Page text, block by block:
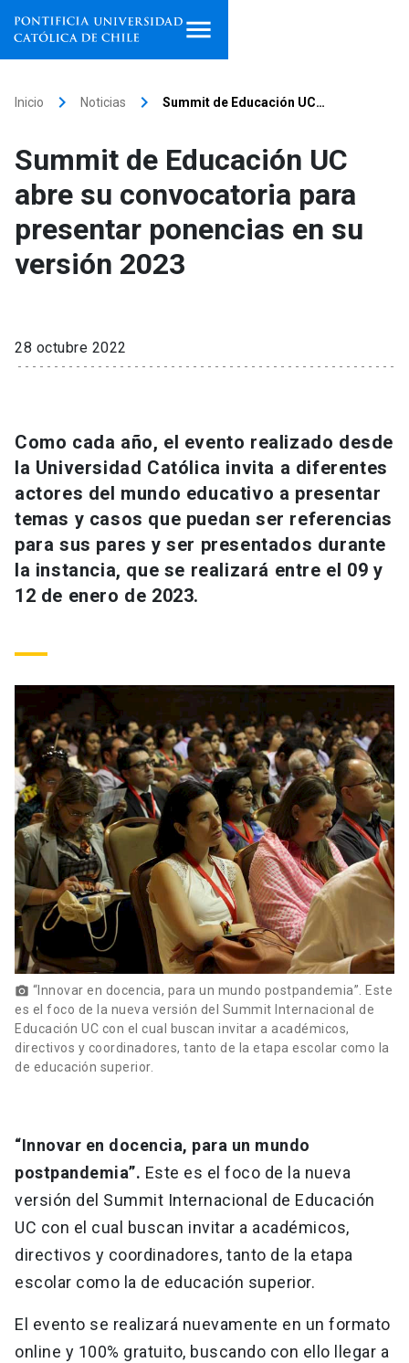
Facultades, escuelas e
institutos
Investigación
Información para keyboard_arrow_down
Futuros estudiantes
Estudiantes
Académicos
Personal
launch
Padres y familia
Vecinos launch
Go to english site launch
ACCESOS DIRECTOS
Admisión launch
Mi Portal UC launch
Medios Biblioteca launch
Donaciones launch
Inicio keyboard_arrow_right Noticias keyboard_arrow_right Summit de Educación UC…
Summit de Educación UC
abre su convocatoria para
presentar ponencias en su
versión 2023
28 octubre 2022
Como cada año, el evento realizado desde
la Universidad Católica invita a diferentes
actores del mundo educativo a presentar
temas y casos que puedan ser referencias
para sus pares y ser presentados durante
la instancia, que se realizará entre el 09 y
12 de enero de 2023.
photo_camera “Innovar en docencia, para un mundo postpandemia”. Este
es el foco de la nueva versión del Summit Internacional de
Educación UC con el cual buscan invitar a académicos,
directivos y coordinadores, tanto de la etapa escolar como la
de educación superior.
“Innovar en docencia, para un mundo
postpandemia”. Este es el foco de la nueva
versión del Summit Internacional de Educación
UC con el cual buscan invitar a académicos,
directivos y coordinadores, tanto de la etapa
escolar como la de educación superior.
El evento se realizará nuevamente en un formato
online y 100% gratuito, buscando con ello llegar a